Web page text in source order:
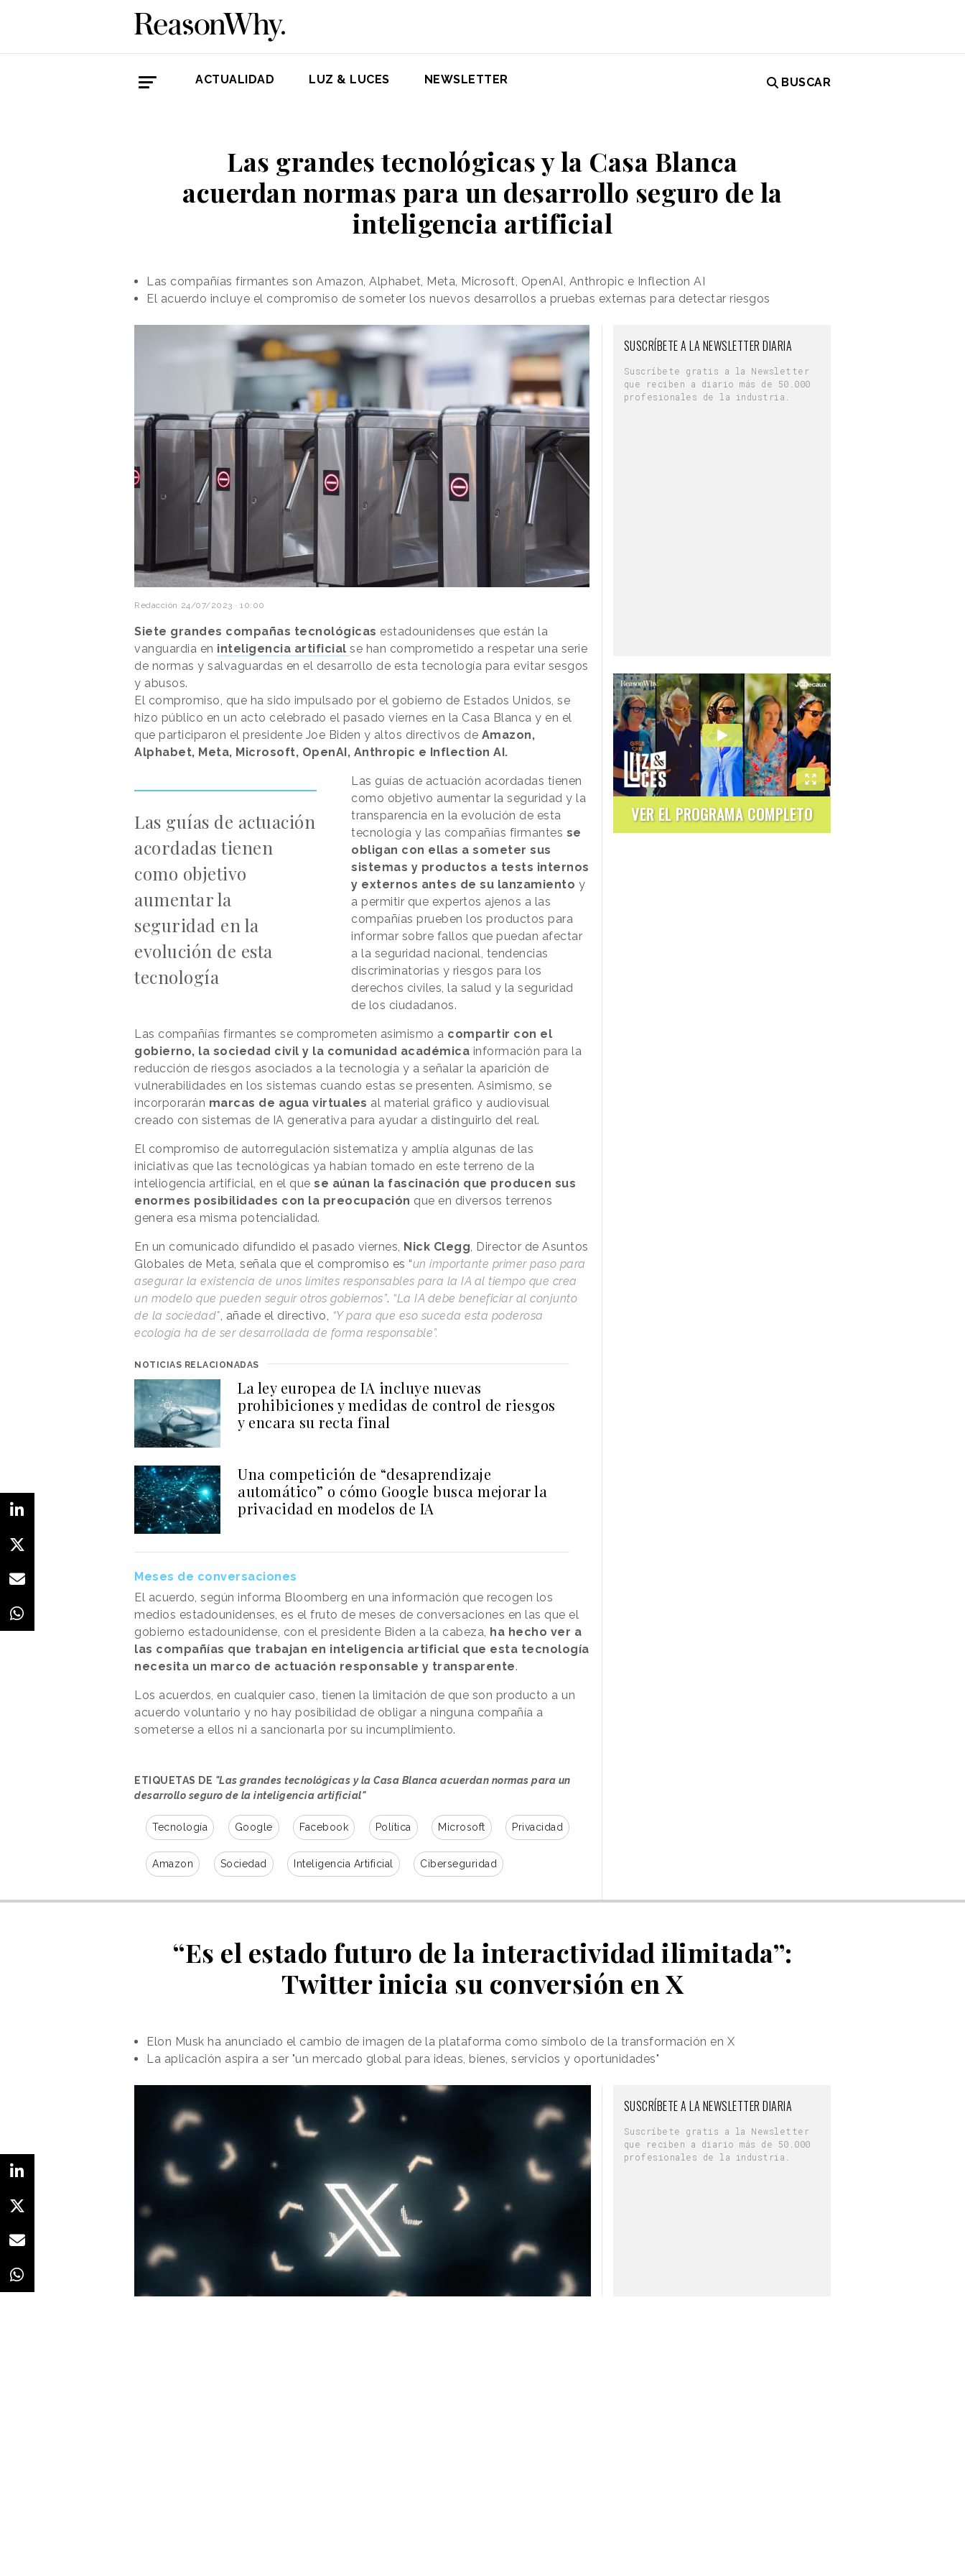
ACTUALIDAD LUZ & LUCES NEWSLETTER BUSCAR
Las grandes tecnológicas y la Casa Blanca
acuerdan normas para un desarrollo seguro de la
inteligencia artificial
Las compañías firmantes son Amazon, Alphabet, Meta, Microsoft, OpenAI, Anthropic e Inflection AI
El acuerdo incluye el compromiso de someter los nuevos desarrollos a pruebas externas para detectar riesgos
Redacción 24/07/2023 · 10:00
Siete grandes compañas tecnológicas estadounidenses que están la
vanguardia en inteligencia artificial se han comprometido a respetar una serie
de normas y salvaguardas en el desarrollo de esta tecnología para evitar sesgos
y abusos.
El compromiso, que ha sido impulsado por el gobierno de Estados Unidos, se
hizo público en un acto celebrado el pasado viernes en la Casa Blanca y en el
que participaron el presidente Joe Biden y altos directivos de Amazon,
Alphabet, Meta, Microsoft, OpenAI, Anthropic e Inflection AI.
Las guías de actuación
acordadas tienen
como objetivo
aumentar la
seguridad en la
evolución de esta
tecnología
Las guías de actuación acordadas tienen
como objetivo aumentar la seguridad y la
transparencia en la evolución de esta
tecnología y las compañías firmantes se
obligan con ellas a someter sus
sistemas y productos a tests internos
y externos antes de su lanzamiento y
a permitir que expertos ajenos a las
compañías prueben los productos para
informar sobre fallos que puedan afectar
a la seguridad nacional, tendencias
discriminatorias y riesgos para los
derechos civiles, la salud y la seguridad
de los ciudadanos.
Las compañías firmantes se comprometen asimismo a compartir con el
gobierno, la sociedad civil y la comunidad académica información para la
reducción de riesgos asociados a la tecnología y a señalar la aparición de
vulnerabilidades en los sistemas cuando estas se presenten. Asimismo, se
incorporarán marcas de agua virtuales al material gráfico y audiovisual
creado con sistemas de IA generativa para ayudar a distinguirlo del real.
El compromiso de autorregulación sistematiza y amplía algunas de las
iniciativas que las tecnológicas ya habían tomado en este terreno de la
inteliogencia artificial, en el que se aúnan la fascinación que producen sus
enormes posibilidades con la preocupación que en diversos terrenos
genera esa misma potencialidad.
En un comunicado difundido el pasado viernes, Nick Clegg , Director de Asuntos
Globales de Meta, señala que el compromiso es “un importante primer paso para
asegurar la existencia de unos límites responsables para la IA al tiempo que crea
un modelo que pueden seguir otros gobiernos”. “La IA debe beneficiar al conjunto
de la sociedad" , añade el directivo,
“Y para que eso suceda esta poderosa
ecología ha de ser desarrollada de forma responsable”.
NOTICIAS RELACIONADAS
La ley europea de IA incluye nuevas
prohibiciones y medidas de control de riesgos
y encara su recta final
Una competición de “desaprendizaje
automático” o cómo Google busca mejorar la
privacidad en modelos de IA
Meses de conversaciones
El acuerdo, según informa Bloomberg en una información que recogen los
medios estadounidenses, es el fruto de meses de conversaciones en las que el
gobierno estadounidense, con el presidente Biden a la cabeza, ha hecho ver a
las compañías que trabajan en inteligencia artificial que esta tecnología
necesita un marco de actuación responsable y transparente.
Los acuerdos, en cualquier caso, tienen la limitación de que son producto a un
acuerdo voluntario y no hay posibilidad de obligar a ninguna compañía a
someterse a ellos ni a sancionarla por su incumplimiento.
ETIQUETAS DE "Las grandes tecnológicas y la Casa Blanca acuerdan normas para un
desarrollo seguro de la inteligencia artificial"
Tecnología Google Facebook Política Microsoft Privacidad
Amazon Sociedad Inteligencia Artificial Ciberseguridad
SUSCRÍBETE A LA NEWSLETTER DIARIA
Suscríbete gratis a la Newsletter
que reciben a diario más de 50.000
profesionales de la industria.
VER EL PROGRAMA COMPLETO
“Es el estado futuro de la interactividad ilimitada”:
Twitter inicia su conversión en X
Elon Musk ha anunciado el cambio de imagen de la plataforma como símbolo de la transformación en X
La aplicación aspira a ser "un mercado global para ideas, bienes, servicios y oportunidades"
SUSCRÍBETE A LA NEWSLETTER DIARIA
Suscríbete gratis a la Newsletter
que reciben a diario más de 50.000
profesionales de la industria.